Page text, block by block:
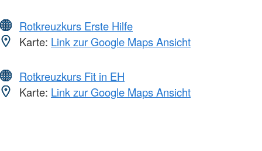
Rotkreuzkurs Erste Hilfe
Karte: Link zur Google Maps Ansicht
Rotkreuzkurs Fit in EH
Karte: Link zur Google Maps Ansicht